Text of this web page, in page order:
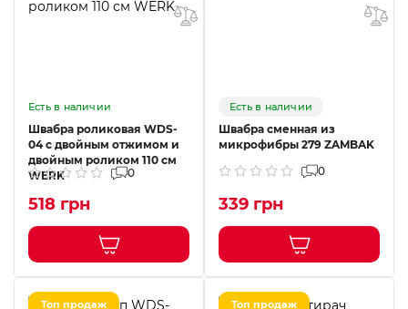
Есть в наличии
Швабра роликовая WDS-
04 с двойным отжимом и
двойным роликом 110 см
WERK
0
518 грн
Есть в наличии
Швабра сменная из
микрофибры 279 ZAMBAK
0
339 грн
Топ продаж Топ продаж